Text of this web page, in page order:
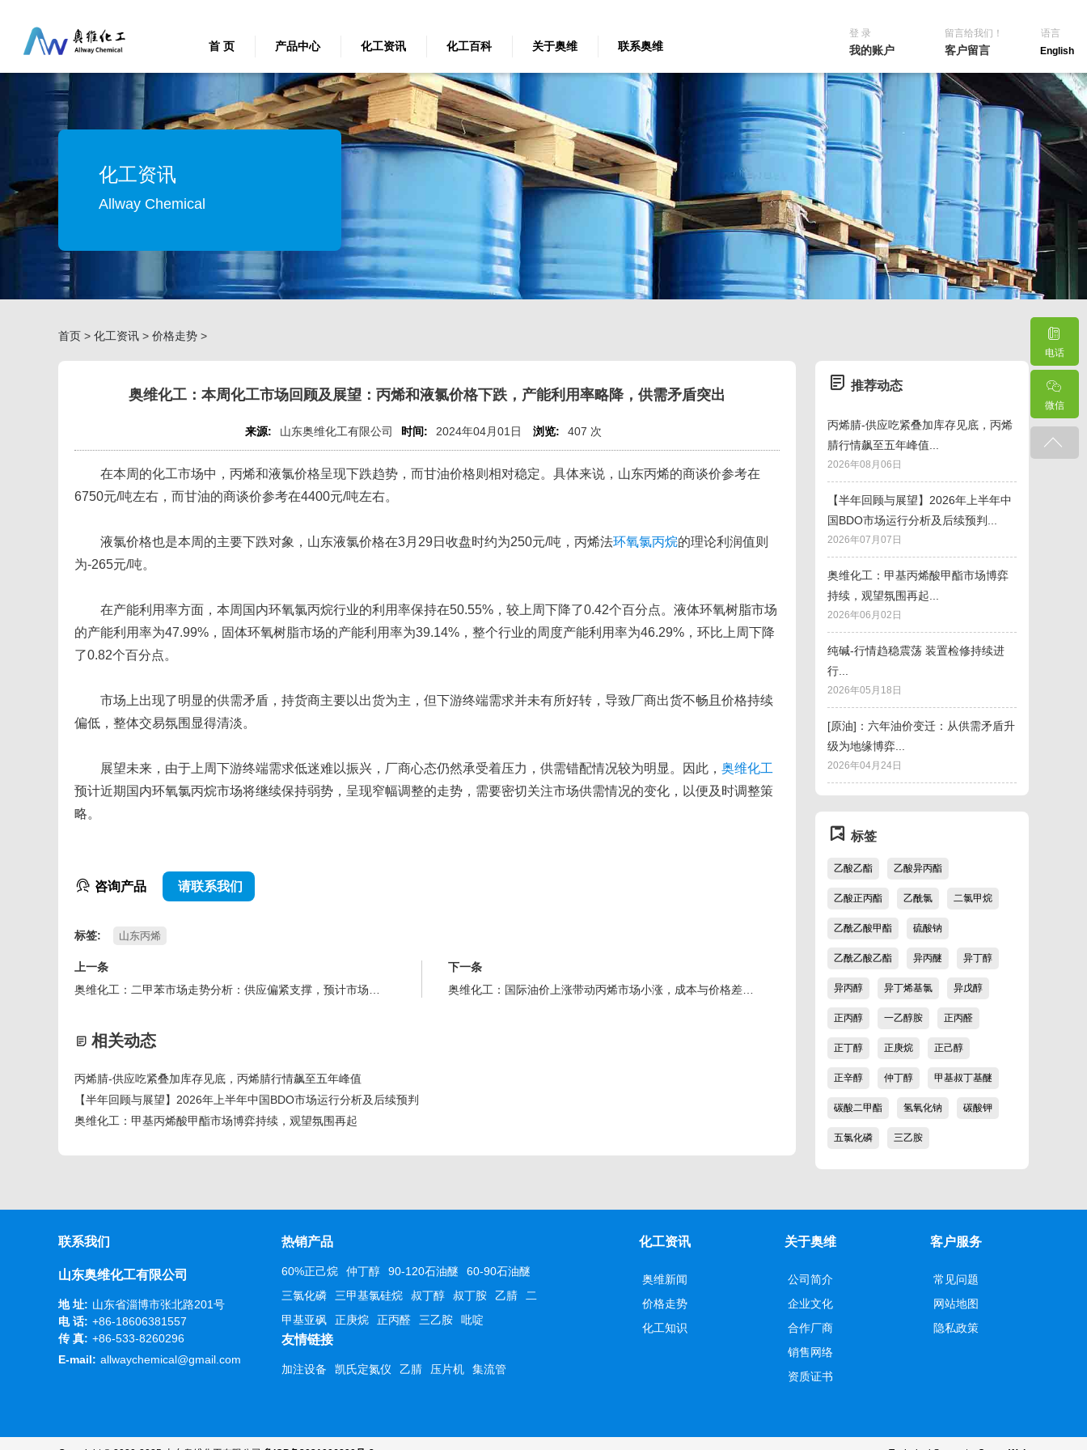
首 页 产品中心 化工资讯 化工百科 关于奥维 联系奥维
登 录
我的账户
留言给我们！
客户留言
语言
English
化工资讯
Allway Chemical
首页 > 化工资讯 > 价格走势 >
奥维化工：本周化工市场回顾及展望：丙烯和液氯价格下跌，产能利用率略降，供需矛盾突出
来源: 山东奥维化工有限公司 时间: 2024年04月01日 浏览: 407 次
在本周的化工市场中，丙烯和液氯价格呈现下跌趋势，而甘油价格则相对稳定。具体来说，山东丙烯的商谈价参考在
6750元/吨左右，而甘油的商谈价参考在4400元/吨左右。
液氯价格也是本周的主要下跌对象，山东液氯价格在3月29日收盘时约为250元/吨，丙烯法环氧氯丙烷的理论利润值则
为-265元/吨。
在产能利用率方面，本周国内环氧氯丙烷行业的利用率保持在50.55%，较上周下降了0.42个百分点。液体环氧树脂市场
的产能利用率为47.99%，固体环氧树脂市场的产能利用率为39.14%，整个行业的周度产能利用率为46.29%，环比上周下降
了0.82个百分点。
市场上出现了明显的供需矛盾，持货商主要以出货为主，但下游终端需求并未有所好转，导致厂商出货不畅且价格持续
偏低，整体交易氛围显得清淡。
展望未来，由于上周下游终端需求低迷难以振兴，厂商心态仍然承受着压力，供需错配情况较为明显。因此， 奥维化工
预计近期国内环氧氯丙烷市场将继续保持弱势，呈现窄幅调整的走势，需要密切关注市场供需情况的变化，以便及时调整策
略。
咨询产品 请联系我们
标签: 山东丙烯
上一条
下一条
相关动态
丙烯腈-供应吃紧叠加库存见底，丙烯腈行情飙至五年峰值
【半年回顾与展望】2026年上半年中国BDO市场运行分析及后续预判
奥维化工：甲基丙烯酸甲酯市场博弈持续，观望氛围再起
推荐动态
丙烯腈-供应吃紧叠加库存见底，丙烯
腈行情飙至五年峰值...
2026年08月06日
【半年回顾与展望】2026年上半年中
国BDO市场运行分析及后续预判...
2026年07月07日
奥维化工：甲基丙烯酸甲酯市场博弈
持续，观望氛围再起...
2026年06月02日
纯碱-行情趋稳震荡 装置检修持续进
行...
2026年05月18日
[原油]：六年油价变迁：从供需矛盾升
级为地缘博弈...
2026年04月24日
标签
乙酸乙酯 乙酸异丙酯
乙酸正丙酯 乙酰氯 二氯甲烷
乙酰乙酸甲酯 硫酸钠
乙酰乙酸乙酯 异丙醚 异丁醇
异丙醇 异丁烯基氯 异戊醇
正丙醇 一乙醇胺 正丙醛
正丁醇 正庚烷 正己醇
正辛醇 仲丁醇 甲基叔丁基醚
碳酸二甲酯 氢氧化钠 碳酸钾
五氯化磷 三乙胺
联系我们
山东奥维化工有限公司
地 址: 山东省淄博市张北路201号
电 话: +86-18606381557
传 真: +86-533-8260296
E-mail: allwaychemical@gmail.com
热销产品
60%正己烷 仲丁醇 90-120石油醚
60-90石油醚
三氯化磷
三甲基氯硅烷 叔丁醇 叔丁胺 乙腈
二
甲基亚砜
正庚烷 正丙醛 三乙胺 吡啶
友情链接
加注设备 凯氏定氮仪 乙腈 压片机 集流管
客户服务
常见问题
网站地图
隐私政策
关于奥维
公司简介
企业文化
合作厂商
销售网络
资质证书
化工资讯
奥维新闻
价格走势
化工知识
电话
微信